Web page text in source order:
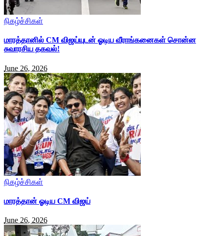
நிகழ்ச்சிகள்
மாரத்தானில் CM விஜய்யுடன் ஓடிய வீராங்கனைகள் சொன்ன
சுவாரசிய தகவல்!
June 26, 2026
நிகழ்ச்சிகள்
மாரத்தான் ஓடிய CM விஜய்
June 26, 2026